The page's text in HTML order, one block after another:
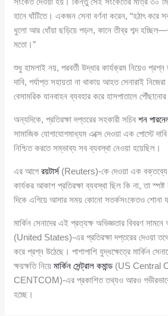
হানে ঘাঁটিতে। একজন সেনা বর্ণনা করেন, “হঠাৎ করে
ধুলো আর ধোঁয়া ছড়িয়ে পড়ল, কানে তীব্র শব্দ
মতো।”
শুধু হামলাই নয়, পরবর্তী উদ্ধার কার্যক্রম নিয়েও
দাবি, পর্যাপ্ত সহায়তা না থাকায় আহত সেনারাই
বেসামরিক যানবাহন ব্যবহার করে হাসপাতালে
অন্যদিকে, প্রতিরক্ষা দপ্তরের সহকারী সচিবশন
সামাজিক যোগাযোগমাধ্যম এক্সে দেওয়া এক পোস্টে
নিশ্চিত করতে সম্ভাব্য সব ব্যবস্থা নেওয়া হয়েছিল।
এর আগেরয়টার্স(Reuters)-কে দেওয়া এক বক্তব্যে
কার্যকর আকাশ প্রতিরক্ষা ব্যবস্থা ছিল কি না, তা
দিকে এগিয়ে আসার সময় কোনো সতর্কসংকেতও শোনা
মার্কিন সেনাদের এই প্রত্যক্ষ অভিজ্ঞতার বিবরণ
(United States)-এর প্রতিরক্ষা দপ্তরের দেওয়া
করে প্রশ্ন উঠেছে। পাশাপাশি যুদ্ধক্ষেত্রে মার্কিন
ক্ষয়ক্ষতি নিয়েমার্কিন সেন্ট্রাল কমান্ড (US Central
CENTCOM)-এর প্রকাশিত তথ্যও আরও গভীরভাবে
হচ্ছে।